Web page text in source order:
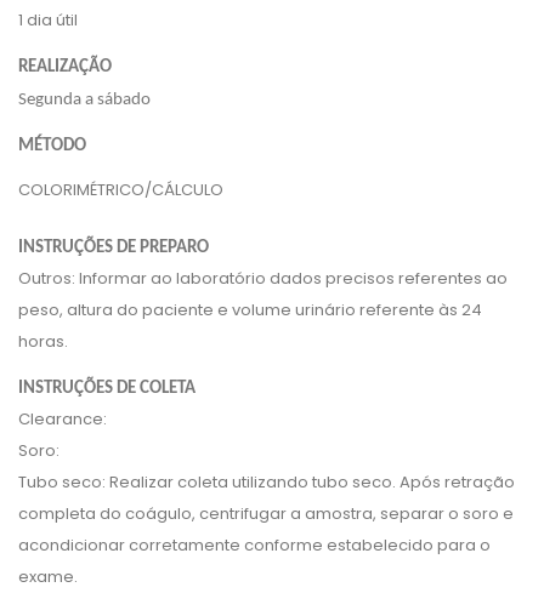
1 dia útil
REALIZAÇÃO
Segunda a sábado
MÉTODO
COLORIMÉTRICO/CÁLCULO
INSTRUÇÕES DE PREPARO
Outros: Informar ao laboratório dados precisos referentes ao
peso, altura do paciente e volume urinário referente às 24
horas.
INSTRUÇÕES DE COLETA
Clearance:
Soro:
Tubo seco: Realizar coleta utilizando tubo seco. Após retração
completa do coágulo, centrifugar a amostra, separar o soro e
acondicionar corretamente conforme estabelecido para o
exame.